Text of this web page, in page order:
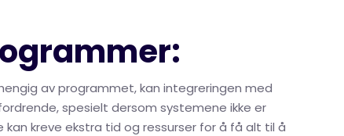
av programmet, kan integreringen med
spesielt dersom systemene ikke er
kreve ekstra tid og ressurser for å få alt til å